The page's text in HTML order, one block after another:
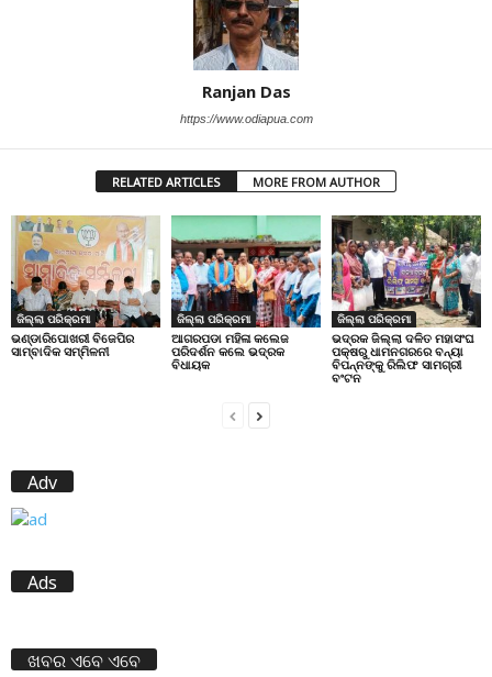
Ranjan Das
https://www.odiapua.com
RELATED ARTICLES MORE FROM AUTHOR
ଜିଲ୍ଲା ପରିକ୍ରମା
ଭଣ୍ଡାରିପୋଖରୀ ବିଜେପିର
ସାମ୍ବାଦିକ ସମ୍ମିଳନୀ
ଜିଲ୍ଲା ପରିକ୍ରମା
ଆଗରପଡା ମହିଳା କଲେଜ
ପରିଦର୍ଶନ କଲେ ଭଦ୍ରକ
ବିଧାୟକ
ଜିଲ୍ଲା ପରିକ୍ରମା
ଭଦ୍ରକ ଜିଲ୍ଲା ଦଳିତ ମହାସଂଘ
ପକ୍ଷରୁ ଧାମନଗରରେ ବନ୍ୟା
ବିପନ୍ନଙ୍କୁ ରିଲିଫ ସାମଗ୍ରୀ
ବଂଟନ
Adv
Ads
ଖବର ଏବେ ଏବେ